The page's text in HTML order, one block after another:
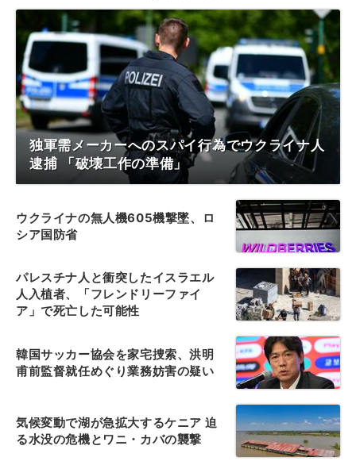
独軍需メーカーへのスパイ行為でウクライナ人
逮捕 「破壊工作の準備」
ウクライナの無人機605機撃墜、ロ
シア国防省
パレスチナ人と衝突したイスラエル
人入植者、「フレンドリーファイ
ア」で死亡した可能性
韓国サッカー協会を家宅捜索、洪明
甫前監督就任めぐり業務妨害の疑い
気候変動で湖が急拡大するケニア 迫
る水没の危機とワニ・カバの襲撃